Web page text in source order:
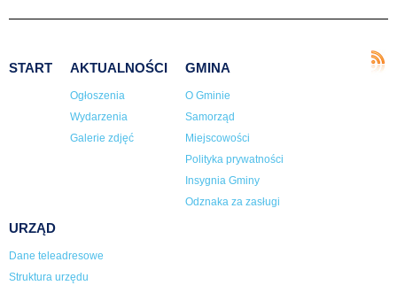
START AKTUALNOŚCI
Ogłoszenia
Wydarzenia
Galerie zdjęć
GMINA
O Gminie
Samorząd
Miejscowości
Polityka prywatności
Insygnia Gminy
Odznaka za zasługi
URZĄD
Dane teleadresowe
Struktura urzędu